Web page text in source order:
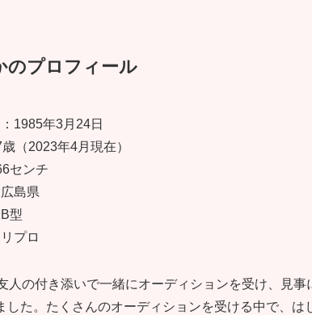
のプロフィール
1985年3月24日
（2023年4月現在）
センチ
島県
型
プロ
人の付き添いで一緒にオーディションを受け、見
した。たくさんのオーディションを受ける中で、